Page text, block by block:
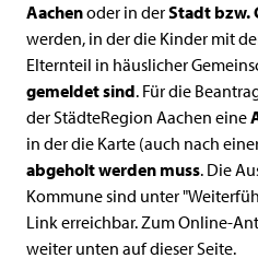
Aachenoder in derStadt bzw.
werden, in der die Kinder mit
Elternteil in häuslicher
gemeldet sind. Für die
der StädteRegion Aachen eine
in der die Karte (auch nach
abgeholt werden muss. Die
Kommune sind unter
Link erreichbar. Zum Online-
weiter unten auf dieser Seite.